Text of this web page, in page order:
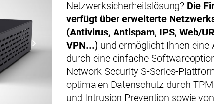
Netzwerksicherheitslösung? Die
verfügt über erweiterte
(Antivirus, Antispam, IPS, Web/
VPN...) und ermöglicht Ihnen
durch eine einfache
Network Security S-Series-
optimalen Datenschutz durch
und Intrusion Prevention sowie